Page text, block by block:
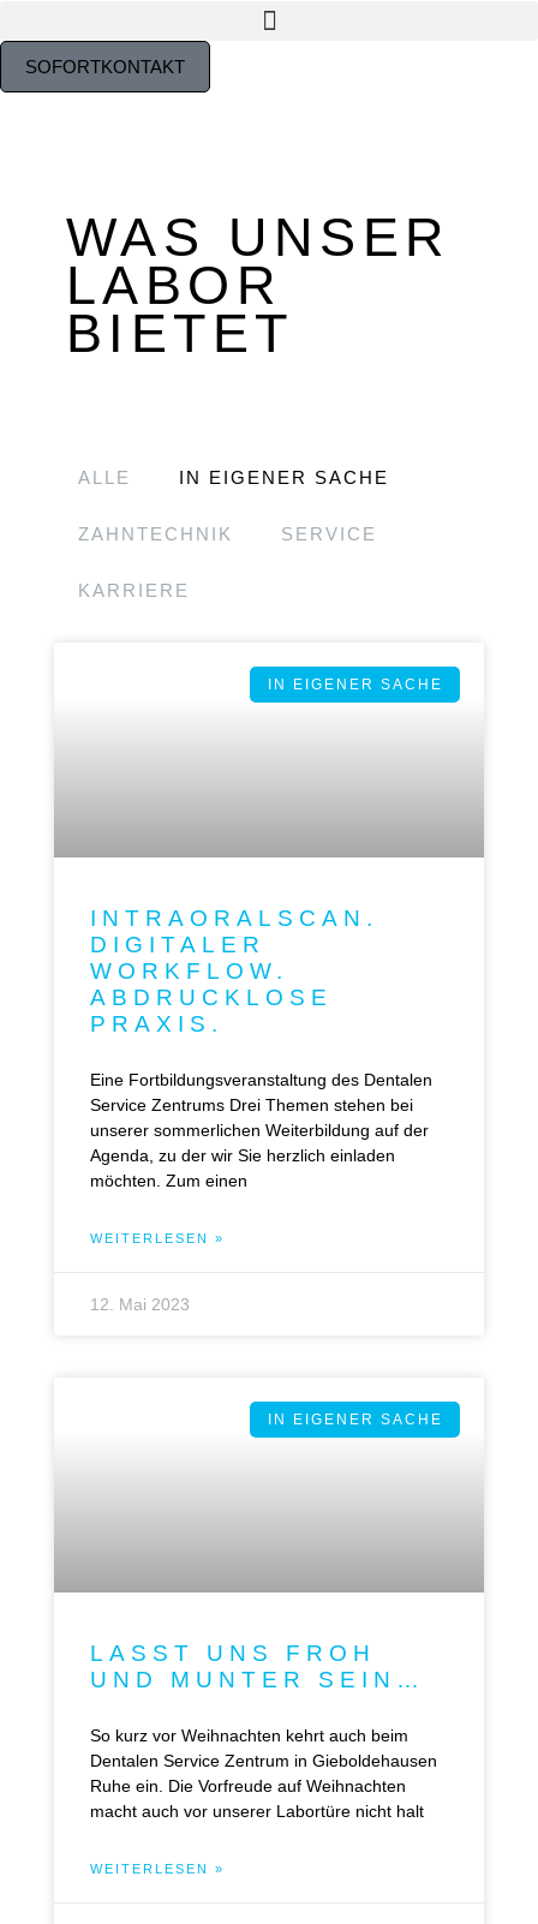
SOFORTKONTAKT
WAS UNSER
LABOR
BIETET
ALLE IN EIGENER SACHE
ZAHNTECHNIK SERVICE
KARRIERE
IN EIGENER SACHE
INTRAORALSCAN.
DIGITALER
WORKFLOW.
ABDRUCKLOSE
PRAXIS.
Eine Fortbildungsveranstaltung des Dentalen
Service Zentrums Drei Themen stehen bei
unserer sommerlichen Weiterbildung auf der
Agenda, zu der wir Sie herzlich einladen
möchten. Zum einen
WEITERLESEN »
12. Mai 2023
IN EIGENER SACHE
LASST UNS FROH
UND MUNTER SEIN…
So kurz vor Weihnachten kehrt auch beim
Dentalen Service Zentrum in Gieboldehausen
Ruhe ein. Die Vorfreude auf Weihnachten
macht auch vor unserer Labortüre nicht halt
WEITERLESEN »